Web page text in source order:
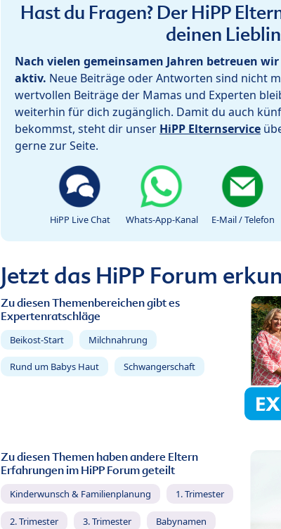
Hast du Fragen? Der HiPP
deinen
Nach vielen gemeinsamen Jahren betreuen
aktiv. Neue Beiträge oder Antworten sind nicht
wertvollen Beiträge der Mamas und Experten
weiterhin für dich zugänglich. Damit du auch
bekommst, steht dir unser HiPP Elternservice
gerne zur Seite.
HiPP Live Chat Whats-App-Kanal E-Mail / Telefon
Jetzt das HiPP Forum
Zu diesen Themenbereichen gibt es
Expertenratschläge
Beikost-Start Milchnahrung
Rund um Babys Haut Schwangerschaft
Zu diesen Themen haben andere Eltern
Erfahrungen im HiPP Forum geteilt
Kinderwunsch & Familienplanung 1. Trimester
2. Trimester 3. Trimester Babynamen